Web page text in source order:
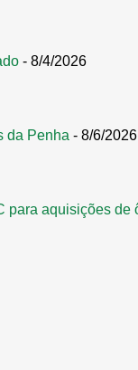
- 8/4/2026
da Penha - 8/6/2026
para aquisições